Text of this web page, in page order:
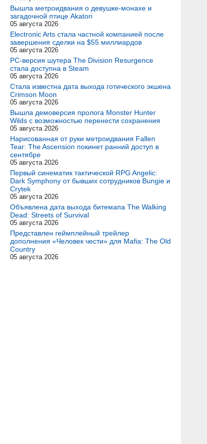
Вышла метроидвания о девушке-монахе и
загадочной птице Akatori
05 августа 2026
Electronic Arts стала частной компанией после
завершения сделки на $55 миллиардов
05 августа 2026
PC-версия шутера The Division Resurgence
стала доступна в Steam
05 августа 2026
Стала известна дата выхода готического экшена
Crimson Moon
05 августа 2026
Вышла демоверсия пролога Monster Hunter
Wilds с возможностью перенести сохранения
05 августа 2026
Нарисованная от руки метроидвания Fallen
Tear: The Ascension покинет ранний доступ в
сентябре
05 августа 2026
Первый синематик тактической RPG Angelic:
Dark Symphony от бывших сотрудников Bungie и
Crytek
05 августа 2026
Объявлена дата выхода битемапа The Walking
Dead: Streets of Survival
05 августа 2026
Представлен геймплейный трейлер
дополнения «Человек чести» для Mafia: The Old
Country
05 августа 2026